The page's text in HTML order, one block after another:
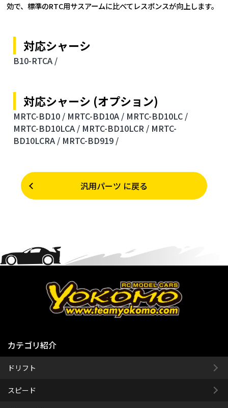
効で、標準のRTC用サスアームに比べてレスポンスが向上します。
対応シャーシ
B10-RTCA /
対応シャーシ (オプション)
MRTC-BD10 / MRTC-BD10A / MRTC-BD10LC /
MRTC-BD10LCA / MRTC-BD10LCR / MRTC-
BD10LCRA / MRTC-BD919 /
汎用パーツ に戻る
カテゴリ紹介
ドリフト
スピード